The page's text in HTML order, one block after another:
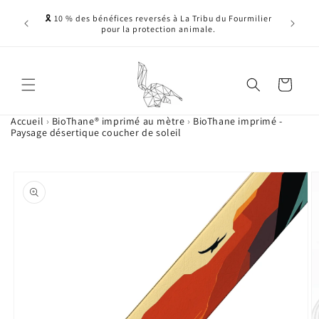
Ignorer et passer
au contenu
-
🎗️ 10 % des bénéfices reversés à La Tribu du Fourmilier
pour la protection animale.
Panier
Accueil › BioThane® imprimé au mètre › BioThane imprimé -
Paysage désertique coucher de soleil
informations
produits